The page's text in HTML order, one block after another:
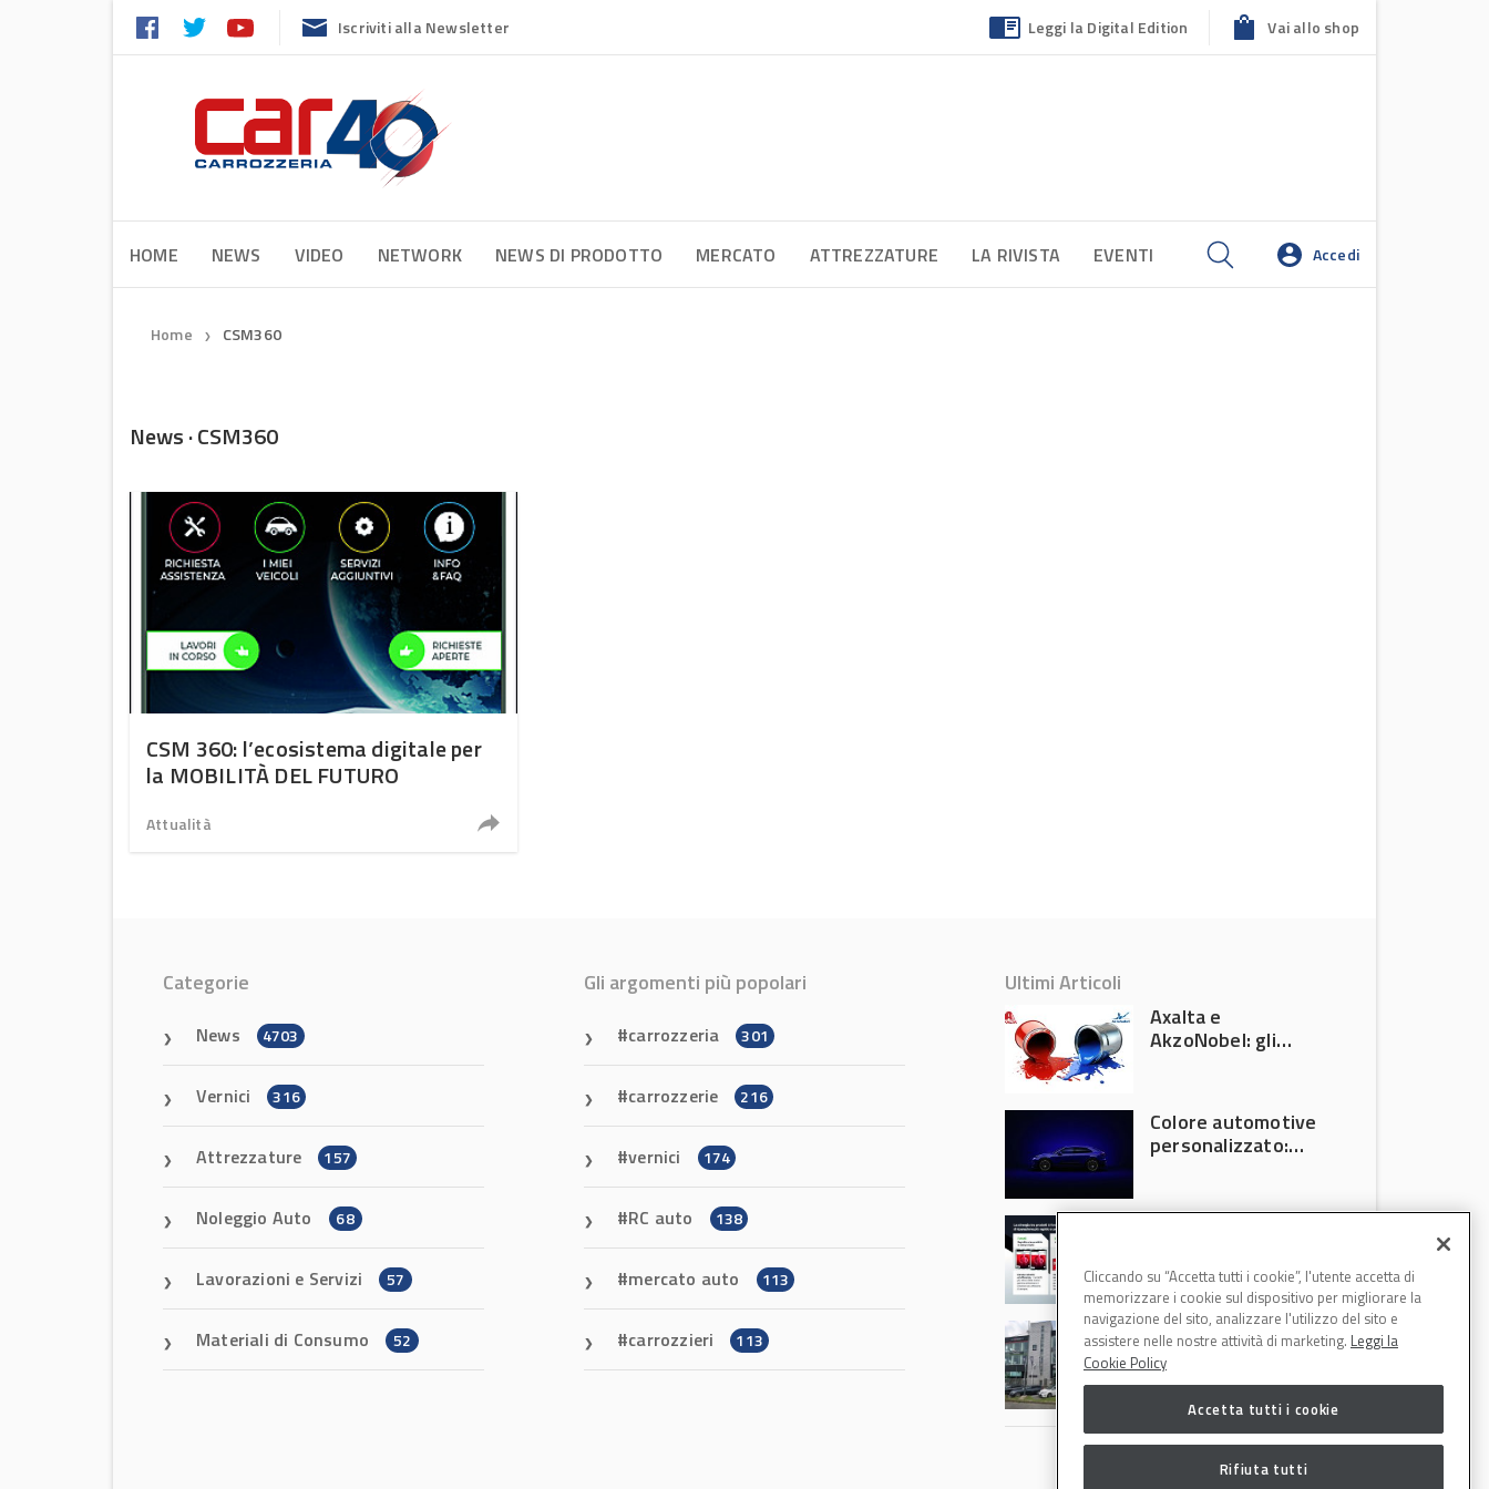
Iscriviti alla Newsletter Leggi la Digital Edition Vai allo shop
HOME NEWS VIDEO NETWORK NEWS DI PRODOTTO MERCATO ATTREZZATURE LA RIVISTA EVENTI Accedi
Home ❯ CSM360
News · CSM360
CSM 360: l’ecosistema digitale per
la MOBILITÀ DEL FUTURO
Attualità
Categorie
News 4703
Vernici 316
Attrezzature 157
Noleggio Auto 68
Lavorazioni e Servizi 57
Materiali di Consumo 52
Gli argomenti più popolari
carrozzeria 301
carrozzerie 216
vernici 174
RC auto 138
mercato auto 113
carrozzieri 113
Ultimi Articoli
Axalta e
AkzoNobel: gli
Colore automotive
personalizzato:
diventa ingegneria
che riducono
consumi energetici,
tempi e costi in
carrozzeria
Il Gruppo Intergea
si rafforza in
Lombardia
Cliccando su “Accetta tutti i cookie”, l'utente accetta di
memorizzare i cookie sul dispositivo per migliorare la
navigazione del sito, analizzare l'utilizzo del sito e
assistere nelle nostre attività di marketing. Leggi la
Cookie Policy
Accetta tutti i cookie
Rifiuta tutti